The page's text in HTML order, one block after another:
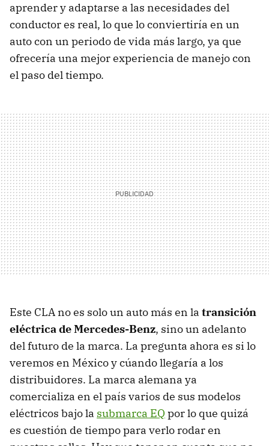
aprender y adaptarse a las necesidades del
conductor es real, lo que lo conviertiría en un
auto con un periodo de vida más largo, ya que
ofrecería una mejor experiencia de manejo con
el paso del tiempo.
Este CLA no es solo un auto más en la transición
eléctrica de Mercedes-Benz, sino un adelanto
del futuro de la marca. La pregunta ahora es si lo
veremos en México y cúando llegaría a los
distribuidores. La marca alemana ya
comercializa en el país varios de sus modelos
eléctricos bajo la submarca EQ por lo que quizá
es cuestión de tiempo para verlo rodar en